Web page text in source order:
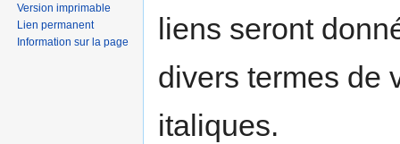
liens seront
divers termes de
italiques.
Version imprimable
Lien permanent
Information sur la page